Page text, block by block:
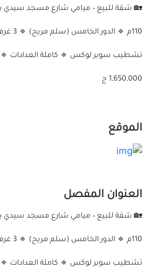
🏡 شقة للبيع – ميامي شارع مسجد سيدي
110م
تشطيب سوبر لوكس 🔹 كاملة العدادات 🔹
1,650,000 ج
الموقع
العنوان المفصل
🏡 شقة للبيع – ميامي شارع مسجد سيدي
110م
تشطيب سوبر لوكس 🔹 كاملة العدادات 🔹